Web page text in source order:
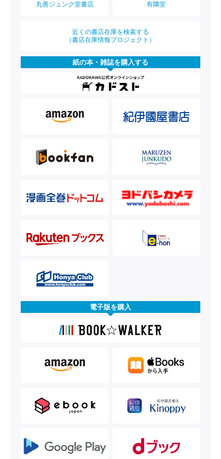
丸善ジュンク堂書店 有隣堂
近くの書店在庫を検索する
（書店在庫情報プロジェクト）
紙の本・雑誌を購入する
電子版を購入